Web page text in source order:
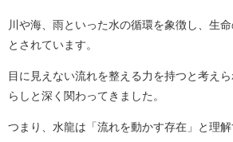
川や海、雨といった水の循環を象徴し、生
とされています。
目に見えない流れを整える力を持つと考え
らしと深く関わってきました。
つまり、水龍は「流れを動かす存在」と理